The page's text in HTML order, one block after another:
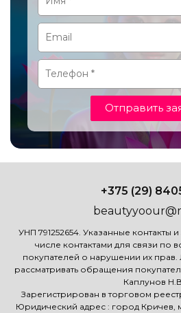
Отправить
+375 (29)
УНП 791252654. Указанные контакты
числе контактами для связи
покупателей о нарушении их
рассматривать обращения
Каплунов
Зарегистрирован в торговом
Юридический адрес : город Кричев,